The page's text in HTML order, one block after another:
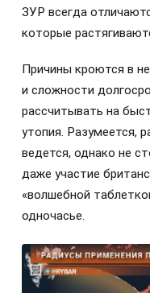
ЗУР всегда
которые
Причины кроются в
и сложности
рассчитывать на
утопия. Разумеется,
ведется, однако не
даже участие
«волшебной
одночасье.